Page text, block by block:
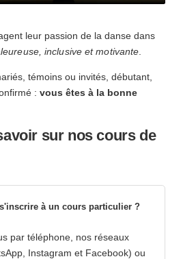
leur passion de la danse dans
inclusive et motivante
témoins ou invités, débutant,
: vous êtes à la bonne
sur nos cours de
à un cours particulier ?
par téléphone, nos réseaux
Instagram et Facebook) ou